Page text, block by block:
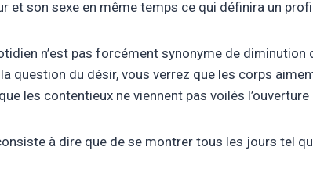
son sexe en même temps ce qui définira un
n’est pas forcément synonyme de
du désir, vous verrez que les corps
les contentieux ne viennent pas voilés
à dire que de se montrer tous les jours tel